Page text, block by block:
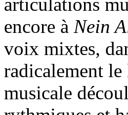
encore à Nein
voix mixtes,
radicalement
musicale